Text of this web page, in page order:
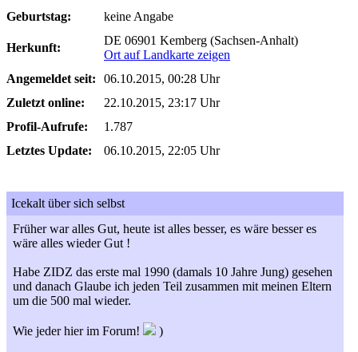
Geburtstag:
keine Angabe
Herkunft:
DE 06901 Kemberg (Sachsen-Anhalt)
Ort auf Landkarte zeigen
Angemeldet seit:
06.10.2015, 00:28 Uhr
Zuletzt online:
22.10.2015, 23:17 Uhr
Profil-Aufrufe:
1.787
Letztes Update:
06.10.2015, 22:05 Uhr
Icekalt über sich selbst
Früher war alles Gut, heute ist alles besser, es wäre besser es
wäre alles wieder Gut !
Habe ZIDZ das erste mal 1990 (damals 10 Jahre Jung) gesehen
und danach Glaube ich jeden Teil zusammen mit meinen Eltern
um die 500 mal wieder.
Wie jeder hier im Forum! )